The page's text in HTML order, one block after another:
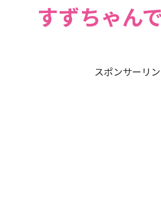
すずちゃん
スポンサーリ